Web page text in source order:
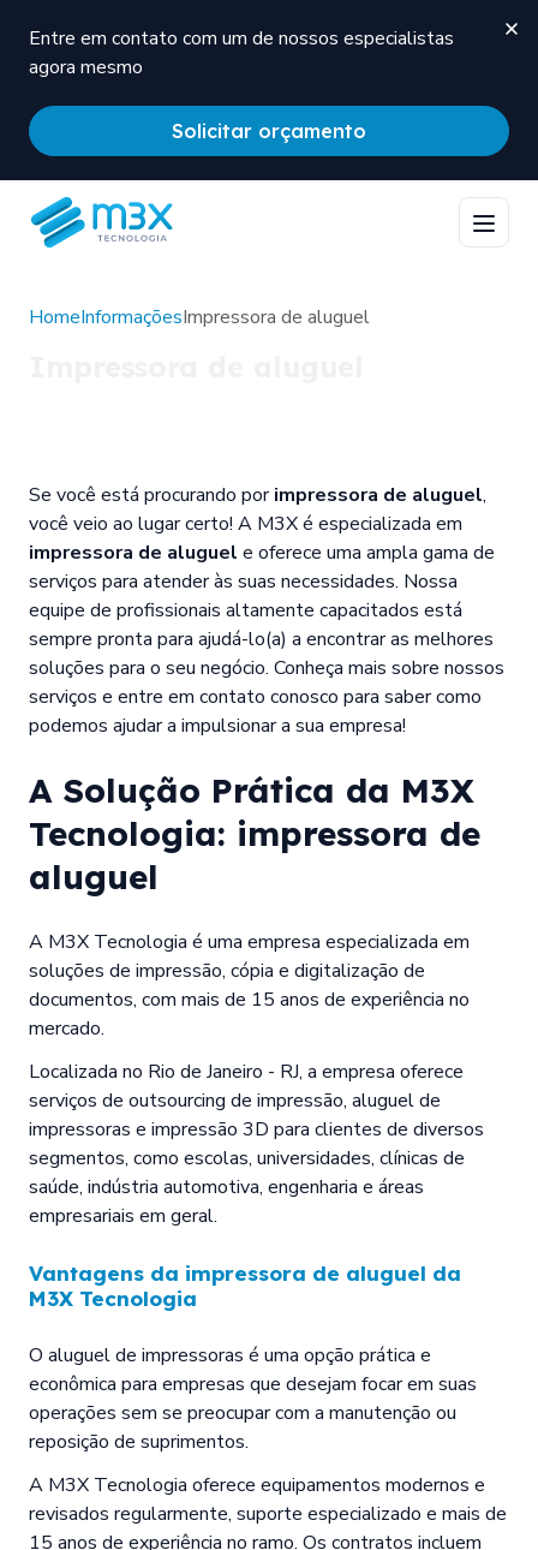
Entre em contato com um de nossos especialistas
agora mesmo
Solicitar orçamento
HomeInformaçõesImpressora de aluguel
Se você está procurando porimpressora de aluguel,
você veio ao lugar certo! A M3X é especializada em
impressora de aluguel e oferece uma ampla gama de
serviços para atender às suas necessidades. Nossa
equipe de profissionais altamente capacitados está
sempre pronta para ajudá-lo(a) a encontrar as melhores
soluções para o seu negócio. Conheça mais sobre nossos
serviços e entre em contato conosco para saber como
podemos ajudar a impulsionar a sua empresa!
A Solução Prática da M3X
Tecnologia: impressora de
aluguel
A M3X Tecnologia é uma empresa especializada em
soluções de impressão, cópia e digitalização de
documentos, com mais de 15 anos de experiência no
mercado.
Localizada no Rio de Janeiro - RJ, a empresa oferece
serviços de outsourcing de impressão, aluguel de
impressoras e impressão 3D para clientes de diversos
segmentos, como escolas, universidades, clínicas de
saúde, indústria automotiva, engenharia e áreas
empresariais em geral.
Vantagens da impressora de aluguel da
M3X Tecnologia
O aluguel de impressoras é uma opção prática e
econômica para empresas que desejam focar em suas
operações sem se preocupar com a manutenção ou
reposição de suprimentos.
A M3X Tecnologia oferece equipamentos modernos e
revisados regularmente, suporte especializado e mais de
15 anos de experiência no ramo. Os contratos incluem